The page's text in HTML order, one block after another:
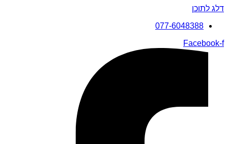
דלג לתוכן
077-6048388
Facebook-f